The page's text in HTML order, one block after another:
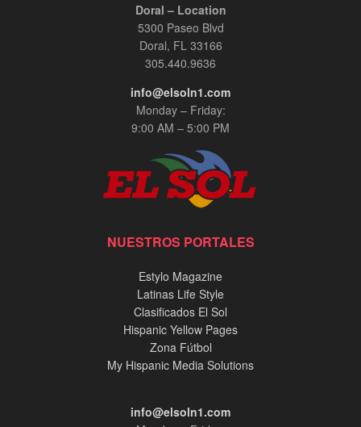
Doral – Location
5300 Paseo Blvd
Doral, FL 33166
305.440.9636
info@elsoln1.com
Monday – Friday:
9:00 AM – 5:00 PM
NUESTROS PORTALES
Estylo Magazine
Latinas Life Style
Clasificados El Sol
Hispanic Yellow Pages
Zona Fútbol
My Hispanic Media Solutions
info@elsoln1.com